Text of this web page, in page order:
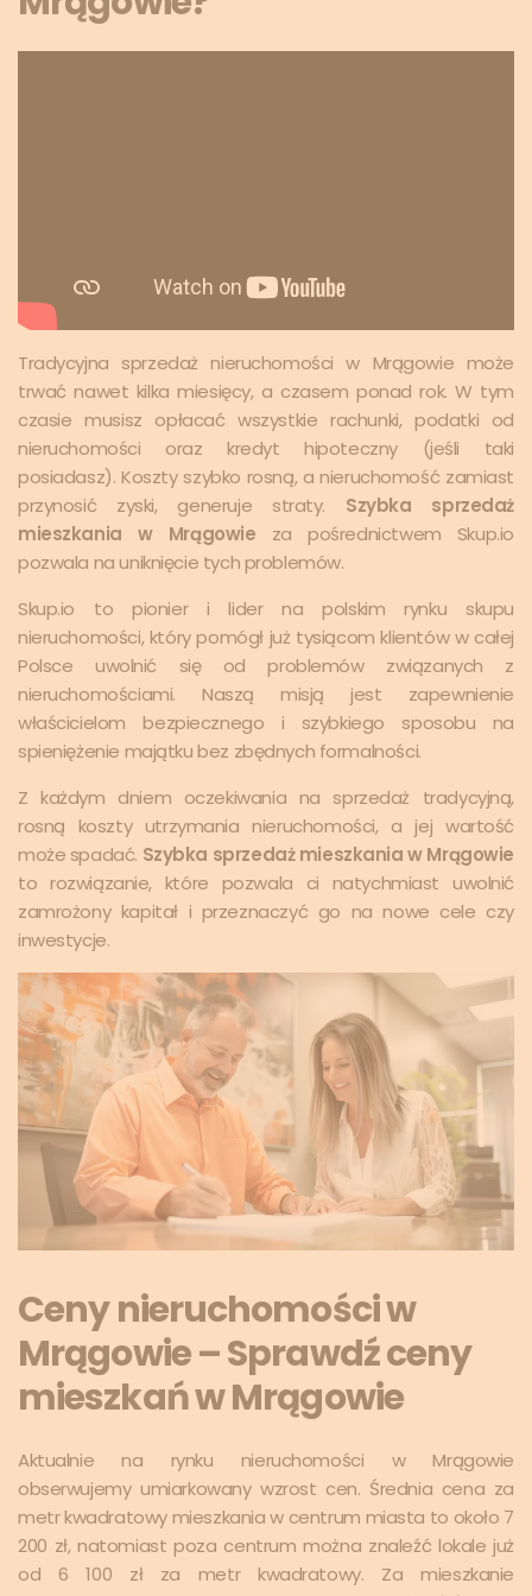
Tradycyjna sprzedaż nieruchomości w Mrągowie może
trwać nawet kilka miesięcy, a czasem ponad rok. W tym
czasie musisz opłacać wszystkie rachunki, podatki od
nieruchomości oraz kredyt hipoteczny (jeśli taki
posiadasz). Koszty szybko rosną, a nieruchomość zamiast
przynosić zyski, generuje straty. Szybka sprzedaż
mieszkania w Mrągowie za pośrednictwem Skup.io
pozwala na uniknięcie tych problemów.
Skup.io to pionier i lider na polskim rynku skupu
nieruchomości, który pomógł już tysiącom klientów w całej
Polsce uwolnić się od problemów związanych z
nieruchomościami. Naszą misją jest zapewnienie
właścicielom bezpiecznego i szybkiego sposobu na
spieniężenie majątku bez zbędnych formalności.
Z każdym dniem oczekiwania na sprzedaż tradycyjną,
rosną koszty utrzymania nieruchomości, a jej wartość
może spadać. Szybka sprzedaż mieszkania w Mrągowie
to rozwiązanie, które pozwala ci natychmiast uwolnić
zamrożony kapitał i przeznaczyć go na nowe cele czy
inwestycje.
Ceny nieruchomości w
Mrągowie – Sprawdź ceny
mieszkań w Mrągowie
Aktualnie na rynku nieruchomości w Mrągowie
obserwujemy umiarkowany wzrost cen. Średnia cena za
metr kwadratowy mieszkania w centrum miasta to około 7
200 zł, natomiast poza centrum można znaleźć lokale już
od 6 100 zł za metr kwadratowy. Za mieszkanie